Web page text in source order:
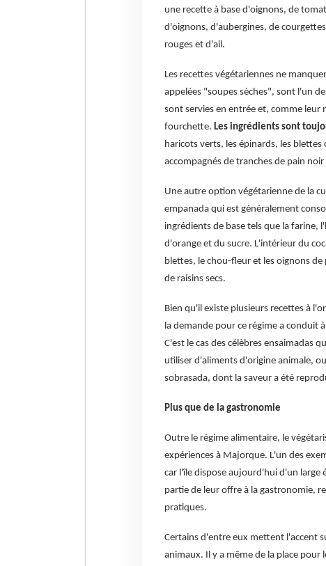
une recette à base d'oignons, de
d'oignons, d'aubergines, de
rouges et d'ail.
Les recettes végétariennes ne
appelées "soupes sèches", sont l'un
sont servies en entrée et, comme leur
fourchette. Les ingrédients sont
haricots verts, les épinards, les
accompagnés de tranches de pain
Une autre option végétarienne de la
empanada qui est généralement
ingrédients de base tels que la
d'orange et du sucre. L'intérieur du
blettes, le chou-fleur et les oignons
de raisins secs.
Bien qu'il existe plusieurs recettes à
la demande pour ce régime a conduit
C'est le cas des célèbres ensaimadas
utiliser d'aliments d'origine animale,
sobrasada, dont la saveur a été
Plus que de la gastronomie
Outre le régime alimentaire, le
expériences à Majorque. L'un des
car l'île dispose aujourd'hui d'un large
partie de leur offre à la gastronomie,
pratiques.
Certains d'entre eux mettent l'accent
animaux. Il y a même de la place